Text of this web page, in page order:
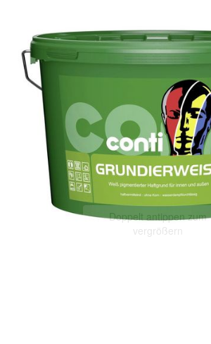
Doppelt antippen zum
vergrößern